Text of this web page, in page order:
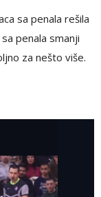
sa penala rešila
penala smanji
za nešto više.